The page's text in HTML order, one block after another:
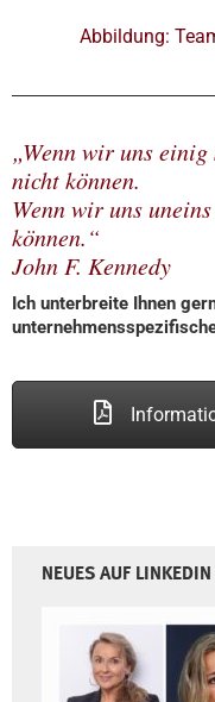
Abbildung:
„Wenn wir uns
nicht können.
Wenn wir uns
können.“
John F. Kennedy
Ich unterbreite Ihnen
NEUES AUF LINKEDIN